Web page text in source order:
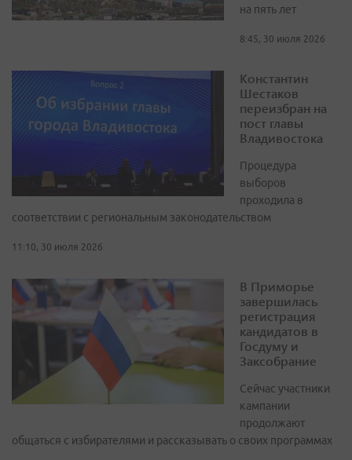
на пять лет
8:45, 30 июля 2026
Константин
Шестаков
переизбран на
пост главы
Владивостока
Процедура
выборов
проходила в
соответствии с региональным законодательством
11:10, 30 июля 2026
В Приморье
завершилась
регистрация
кандидатов в
Госдуму и
Заксобрание
Сейчас участники
кампании
продолжают
общаться с избирателями и рассказывать о своих программах